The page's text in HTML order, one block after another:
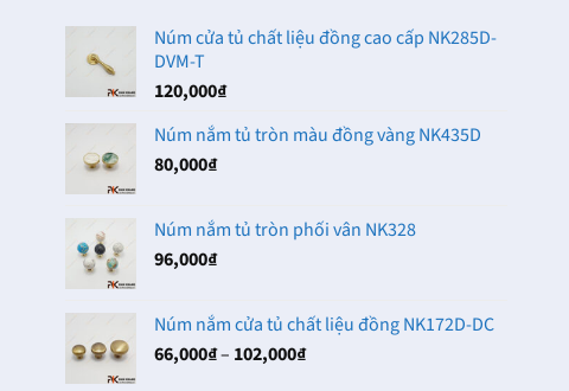
Núm cửa tủ chất liệu đồng cao cấp NK285D-
DVM-T
120,000₫
Núm nắm tủ tròn màu đồng vàng NK435D
80,000₫
Núm nắm tủ tròn phối vân NK328
96,000₫
Núm nắm cửa tủ chất liệu đồng NK172D-DC
66,000₫– 102,000₫Khoảng